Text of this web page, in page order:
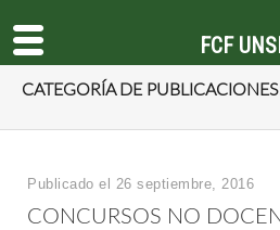
CATEGORÍA DE
Publicado el 26 septiembre, 2016
CONCURSOS NO
FCF